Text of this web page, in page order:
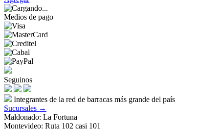
Medios de pago
Seguinos
Integrantes de la red de barracas más grande del país
Sucursales →
Maldonado: La Fortuna
Montevideo: Ruta 102 casi 101